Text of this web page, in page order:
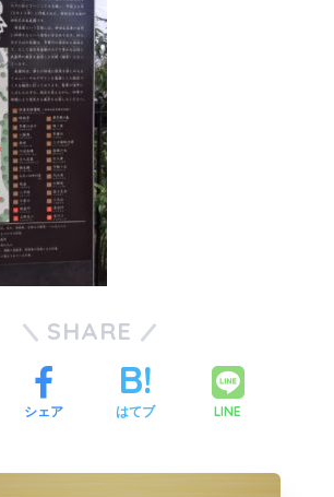
SHARE
シェア はてブ LINE